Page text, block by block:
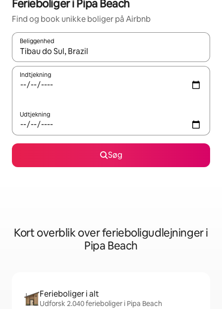
Ferieboliger i Pipa Beach
Find og book unikke boliger på Airbnb
Beliggenhed
Når resultaterne er tilgængelige, skal du navigere med
Indtjekning
Udtjekning
Søg
Kort overblik over ferieboligudlejninger i
Pipa Beach
Ferieboliger i alt
Udforsk 2.040 ferieboliger i Pipa Beach